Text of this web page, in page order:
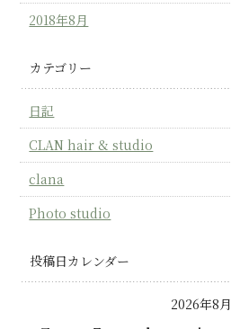
2018年8月
カテゴリー
日記
CLAN hair & studio
clana
Photo studio
投稿日カレンダー
2026年8月